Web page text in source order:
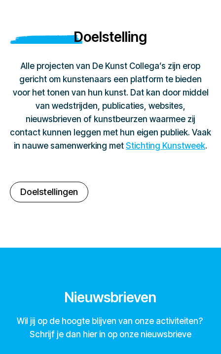
Doelstelling
Alle projecten van De Kunst Collega’s zijn erop
gericht om kunstenaars een platform te bieden
voor het tonen van hun kunst. Dat kan door middel
van wedstrijden, publicaties, websites,
nieuwsbrieven of kunstbeurzen waarmee zij
contact kunnen leggen met hun eigen publiek. Vaak
in nauwe samenwerking met Stichting Kunstweek.
Doelstellingen
Nieuwsbrieven
Wil jij op de hoogte blijven van onze activiteiten?
Schrijf je dan hier in op onze nieuwsbrieve